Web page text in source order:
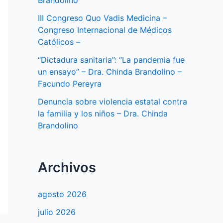
III Congreso Quo Vadis Medicina –
Congreso Internacional de Médicos
Católicos –
“Dictadura sanitaria”: “La pandemia fue
un ensayo” – Dra. Chinda Brandolino –
Facundo Pereyra
Denuncia sobre violencia estatal contra
la familia y los niños – Dra. Chinda
Brandolino
Archivos
agosto 2026
julio 2026